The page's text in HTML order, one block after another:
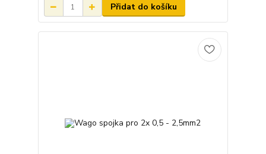
Přidat do košíku